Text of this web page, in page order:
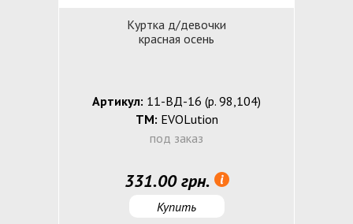
Куртка д/девочки
красная осень
Артикул: 11-ВД-16 (р. 98,104)
ТМ: EVOLution
под заказ
331.00 грн.
Купить